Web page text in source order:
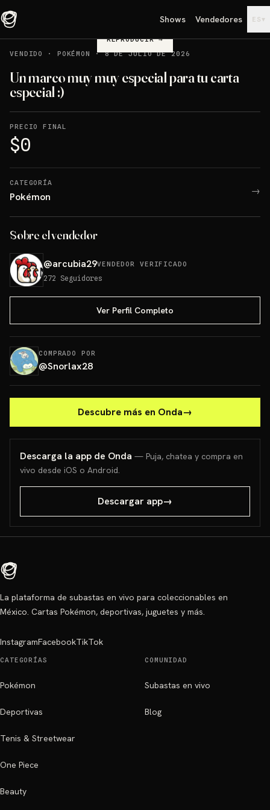
Shows Vendedores ES ▾
REPRODUCIR→
VENDIDO
· POKÉMON ·8 DE JULIO DE 2026
Un marco muy muy especial para tu carta
especial :)
PRECIO FINAL
$0
CATEGORÍA
Pokémon →
Sobre el vendedor
@arcubia29VENDEDOR VERIFICADO
272 Seguidores
Ver Perfil Completo
COMPRADO POR
@Snorlax28
Descubre más en Onda→
Descarga la app de Onda — Puja, chatea y compra en
vivo desde iOS o Android.
Descargar app→
La plataforma de subastas en vivo para coleccionables en
México. Cartas Pokémon, deportivas, juguetes y más.
InstagramFacebookTikTok
CATEGORÍAS
Pokémon
Deportivas
Tenis & Streetwear
One Piece
Beauty
COMUNIDAD
Subastas en vivo
Blog